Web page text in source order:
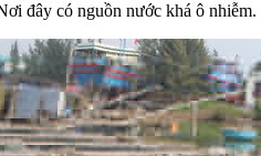
đây có nguồn nước khá ô nhiễm.